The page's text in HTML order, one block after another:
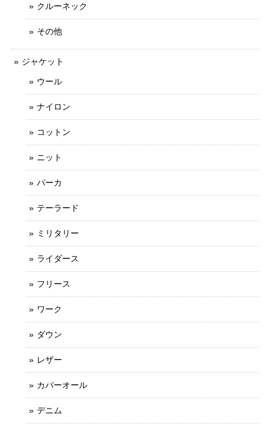
クルーネック
その他
ジャケット
ウール
ナイロン
コットン
ニット
パーカ
テーラード
ミリタリー
ライダース
フリース
ワーク
ダウン
レザー
カバーオール
デニム